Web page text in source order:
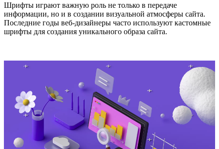
Шрифты играют важную роль не только в передаче
информации, но и в создании визуальной атмосферы сайта.
Последние годы веб-дизайнеры часто используют кастомные
шрифты для создания уникального образа сайта.